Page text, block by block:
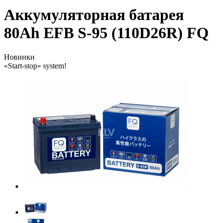
Аккумуляторная батарея
80Ah EFB S-95 (110D26R) FQ
Новинки
«Start-stop» system!